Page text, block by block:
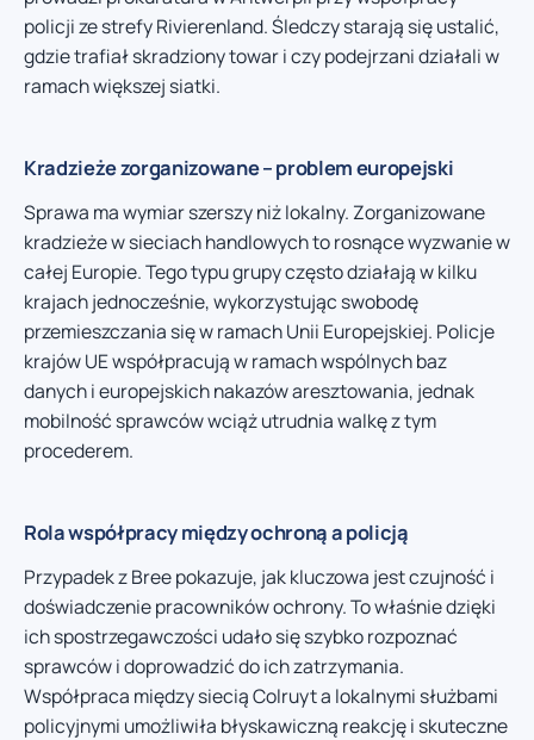
policji ze strefy Rivierenland. Śledczy starają się ustalić,
gdzie trafiał skradziony towar i czy podejrzani działali w
ramach większej siatki.
Kradzieże zorganizowane – problem europejski
Sprawa ma wymiar szerszy niż lokalny. Zorganizowane
kradzieże w sieciach handlowych to rosnące wyzwanie w
całej Europie. Tego typu grupy często działają w kilku
krajach jednocześnie, wykorzystując swobodę
przemieszczania się w ramach Unii Europejskiej. Policje
krajów UE współpracują w ramach wspólnych baz
danych i europejskich nakazów aresztowania, jednak
mobilność sprawców wciąż utrudnia walkę z tym
procederem.
Rola współpracy między ochroną a policją
Przypadek z Bree pokazuje, jak kluczowa jest czujność i
doświadczenie pracowników ochrony. To właśnie dzięki
ich spostrzegawczości udało się szybko rozpoznać
sprawców i doprowadzić do ich zatrzymania.
Współpraca między siecią Colruyt a lokalnymi służbami
policyjnymi umożliwiła błyskawiczną reakcję i skuteczne